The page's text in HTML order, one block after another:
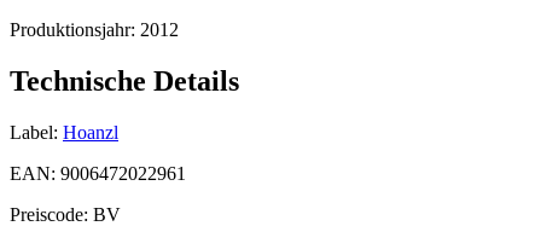
Produktionsjahr: 2012
Technische Details
Label: Hoanzl
EAN: 9006472022961
Preiscode: BV